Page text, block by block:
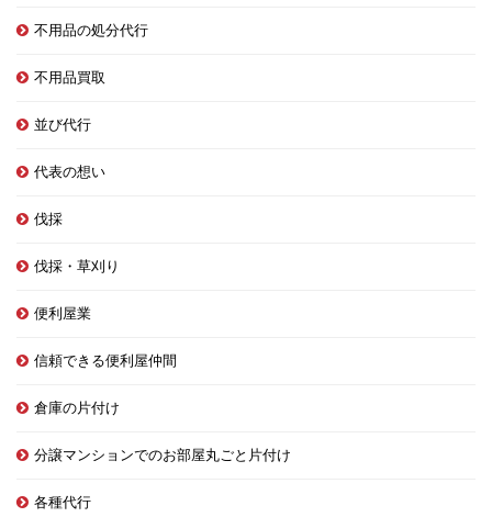
不用品の処分代行
不用品買取
並び代行
代表の想い
伐採
伐採・草刈り
便利屋業
信頼できる便利屋仲間
倉庫の片付け
分譲マンションでのお部屋丸ごと片付け
各種代行